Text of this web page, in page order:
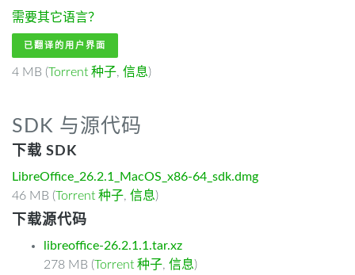
需要其它语言？
已翻译的用户界面
4 MB (Torrent 种子, 信息)
SDK 与源代码
下载 SDK
LibreOffice_26.2.1_MacOS_x86-64_sdk.dmg
46 MB (Torrent 种子, 信息)
下载源代码
libreoffice-26.2.1.1.tar.xz
278 MB (Torrent 种子, 信息)